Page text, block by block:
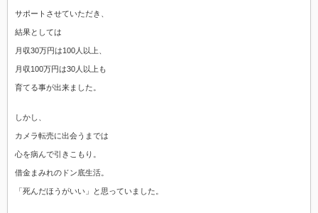
サポートさせていただき、
結果としては
月収30万円は100人以上、
月収100万円は30人以上も
育てる事が出来ました。
しかし、
カメラ転売に出会うまでは
心を病んで引きこもり。
借金まみれのドン底生活。
「死んだほうがいい」と思っていました。